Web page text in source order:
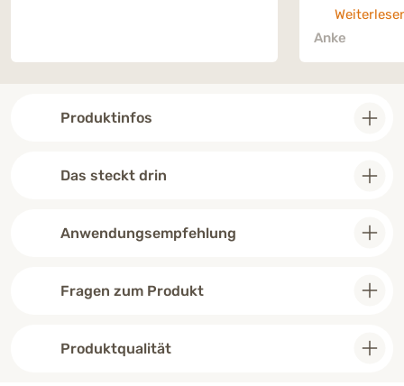
Zecken).
das eine
chemischen
Anke
Produktinfos
Das steckt drin
Anwendungsempfehlung
Fragen zum Produkt
Produktqualität